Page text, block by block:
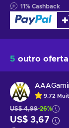
11% Cashback
5 outro
9.72
US$ 4,99-26%
US$ 3,67